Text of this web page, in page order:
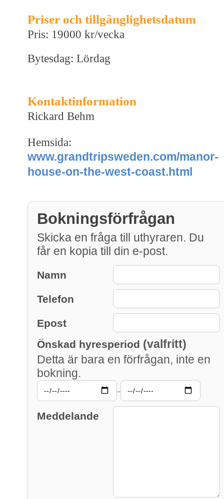
Priser och tillgänglighetsdatum
Pris: 19000 kr/vecka
Bytesdag: Lördag
Kontaktinformation
Rickard Behm
Hemsida:
www.grandtripsweden.com/manor-
house-on-the-west-coast.html
Bokningsförfrågan
Skicka en fråga till uthyraren. Du
får en kopia till din e-post.
Namn
Telefon
Epost
Önskad hyresperiod (valfritt)
Detta är bara en förfrågan, inte en
bokning.
–
Meddelande